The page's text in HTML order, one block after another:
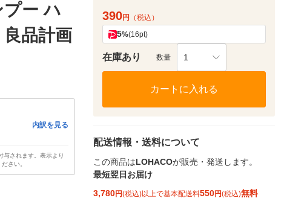
ー ハ
品計画
内訳を見る
与されます。表示より
さい。
390円 （税込）
5%(16pt)
在庫あり 数量 1
カートに入れる
配送情報・送料について
この商品はLOHACOが販売・発送します。
最短翌日お届け
3,780円(税込)以上で基本配送料550円(税込)無料